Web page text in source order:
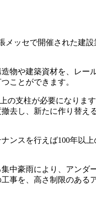
ッセで開催された建
物や建築資材を、レー
ことができます。
の支柱が必要になりま
去し、新たに作り替
ンスを行えば100年以
中豪雨により、アンダ
事を、高さ制限のある